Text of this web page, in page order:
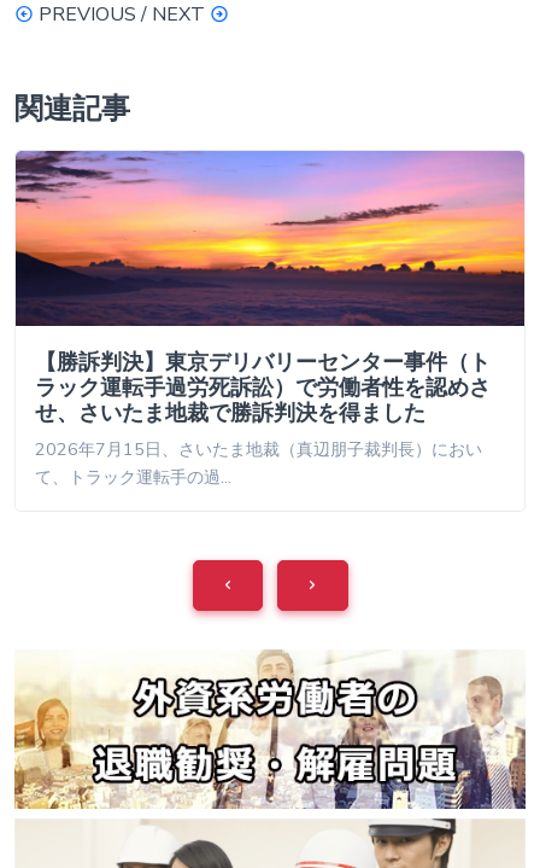
PREVIOUS / NEXT
関連記事
【勝訴判決】東京デリバリーセンター事件（ト
ラック運転手過労死訴訟）で労働者性を認めさ
せ、さいたま地裁で勝訴判決を得ました
2026年7月15日、さいたま地裁（真辺朋子裁判長）におい
て、トラック運転手の過…